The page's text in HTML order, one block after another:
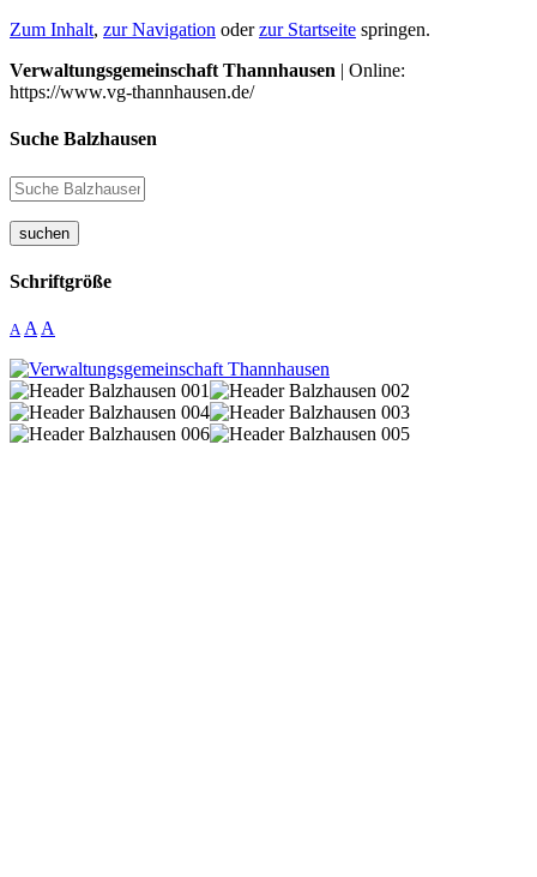
Zum Inhalt, zur Navigation oderzur Startseite springen.
Verwaltungsgemeinschaft Thannhausen | Online:
https://www.vg-thannhausen.de/
Suche Balzhausen
suchen
Schriftgröße
A A A